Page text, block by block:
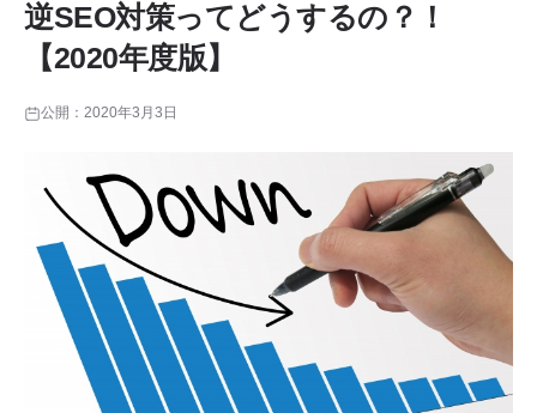
逆SEO対策ってどうするの？！
【2020年度版】
公開： 2020年3月3日